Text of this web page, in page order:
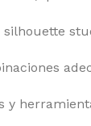
silhouette
y